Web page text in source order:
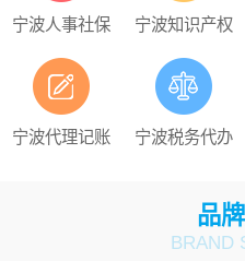
宁波人事社保 宁波知识产权
宁波代理记账 宁波税务代办
品
BRAND